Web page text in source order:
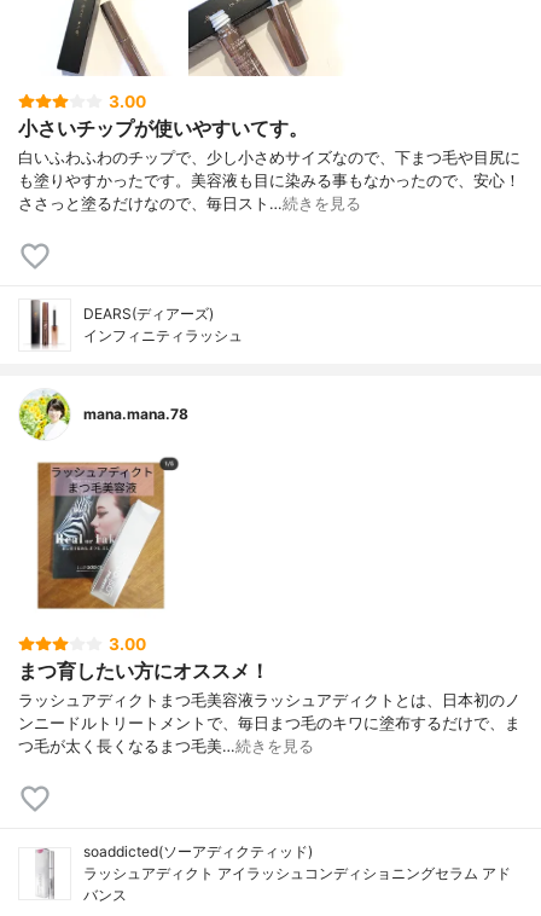
3.00
小さいチップが使いやすいてす。
白いふわふわのチップで、少し小さめサイズなので、下まつ毛や目尻に
も塗りやすかったです。美容液も目に染みる事もなかったので、安心！
ささっと塗るだけなので、毎日スト…続きを見る
DEARS(ディアーズ)
インフィニティラッシュ
mana.mana.78
3.00
まつ育したい方にオススメ！
ラッシュアディクト まつ毛美容液 ラッシュアディクトとは、日本初のノ
ンニードルトリートメントで、毎日まつ毛のキワに塗布するだけで、ま
つ毛が太く長くなるまつ毛美…続きを見る
soaddicted(ソーアディクティッド)
ラッシュアディクト アイラッシュコンディショニングセラム アド
バンス